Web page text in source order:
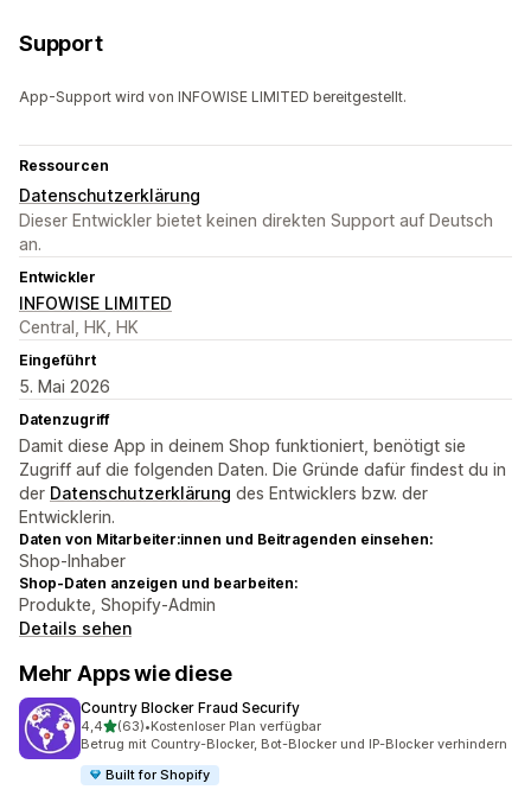
Support
App-Support wird von INFOWISE LIMITED bereitgestellt.
Ressourcen
Datenschutzerklärung
Dieser Entwickler bietet keinen direkten Support auf Deutsch
an.
Entwickler
INFOWISE LIMITED
Central, HK, HK
Eingeführt
5. Mai 2026
Datenzugriff
Damit diese App in deinem Shop funktioniert, benötigt sie
Zugriff auf die folgenden Daten. Die Gründe dafür findest du in
der Datenschutzerklärung des Entwicklers bzw. der
Entwicklerin.
Daten von Mitarbeiter:innen und Beitragenden einsehen:
Shop-Inhaber
Shop-Daten anzeigen und bearbeiten:
Produkte, Shopify-Admin
Details sehen
Mehr Apps wie diese
Country Blocker Fraud Securify
4,4von 5 Sternen
(63)
63 Rezensionen insgesamt
•Kostenloser Plan verfügbar
Betrug mit Country-Blocker, Bot-Blocker und IP-Blocker verhindern
Built for Shopify